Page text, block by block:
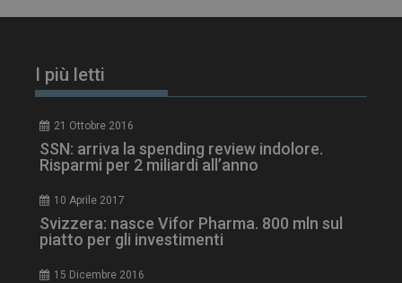
I più letti
21 Ottobre 2016
SSN: arriva la spending review indolore.
Risparmi per 2 miliardi all’anno
10 Aprile 2017
Svizzera: nasce Vifor Pharma. 800 mln sul
piatto per gli investimenti
15 Dicembre 2016
PHPSESSID
www.dailyhealthindustry.it